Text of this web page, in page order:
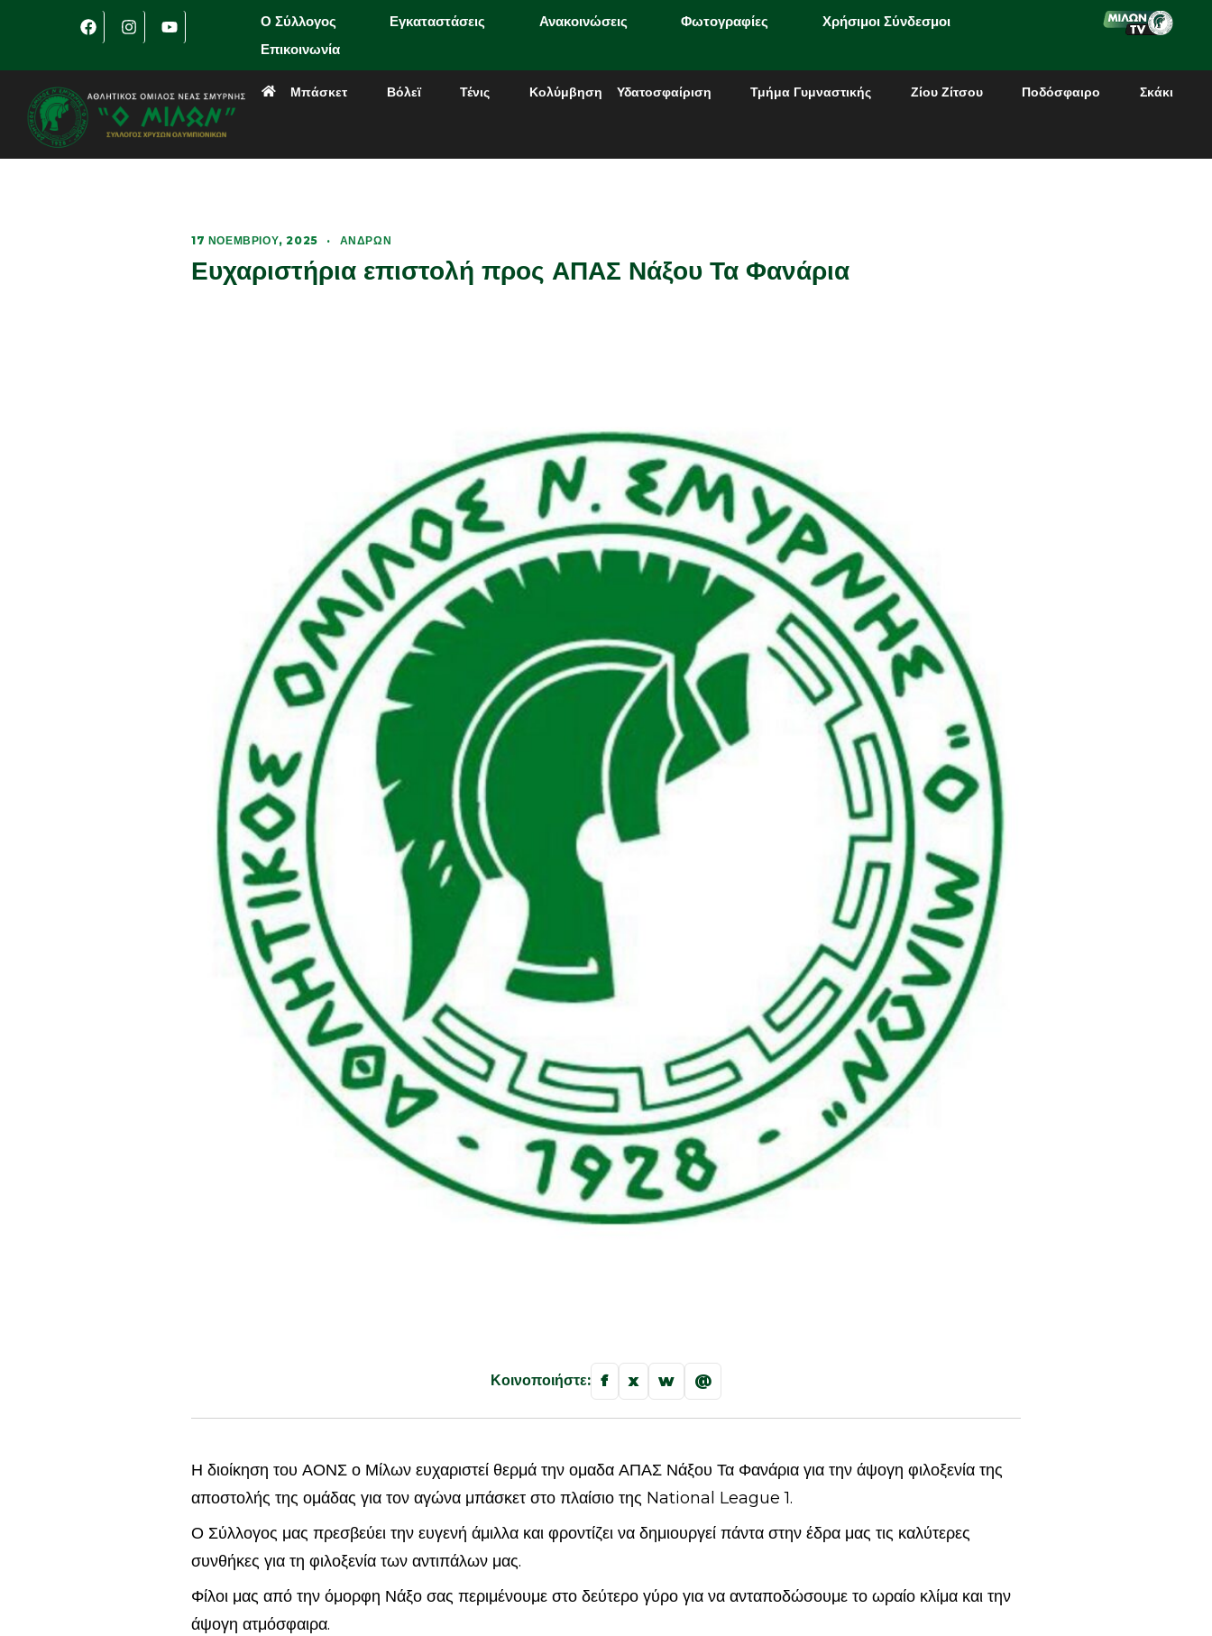
Ο Σύλλογος Εγκαταστάσεις Ανακοινώσεις Φωτογραφίες
Χρήσιμοι Σύνδεσμοι
Επικοινωνία
Μπάσκετ Βόλεϊ Τένις Κολύμβηση Υδατοσφαίριση Τμήμα Γυμναστικής Ζίου Ζίτσου Ποδόσφαιρο Σκάκι
17 ΝΟΕΜΒΡΊΟΥ, 2025 · ΑΝΔΡΏΝ
Ευχαριστήρια επιστολή προς ΑΠΑΣ Νάξου Τα Φανάρια
Κοινοποιήστε: f x w @
Η διοίκηση του ΑΟΝΣ ο Μίλων ευχαριστεί θερμά την ομαδα ΑΠΑΣ Νάξου Τα Φανάρια για την άψογη φιλοξενία της
αποστολής της ομάδας για τον αγώνα μπάσκετ στο πλαίσιο της National League 1.
Ο Σύλλογος μας πρεσβεύει την ευγενή άμιλλα και φροντίζει να δημιουργεί πάντα στην έδρα μας τις καλύτερες
συνθήκες για τη φιλοξενία των αντιπάλων μας.
Φίλοι μας από την όμορφη Νάξο σας περιμένουμε στο δεύτερο γύρο για να ανταποδώσουμε το ωραίο κλίμα και την
άψογη ατμόσφαιρα.